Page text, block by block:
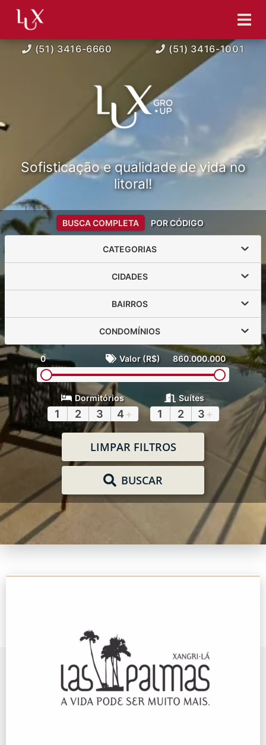
(51) 3416-6660 (51) 3416-1001
Sofisticação e qualidade de vida no
litoral!
BUSCA COMPLETA POR CÓDIGO
CATEGORIAS
CIDADES
BAIRROS
CONDOMÍNIOS
0 Valor (R$) 860.000.000
Dormitórios
1 2 3 4 +
Suítes
1 2 3 +
LIMPAR FILTROS
BUSCAR